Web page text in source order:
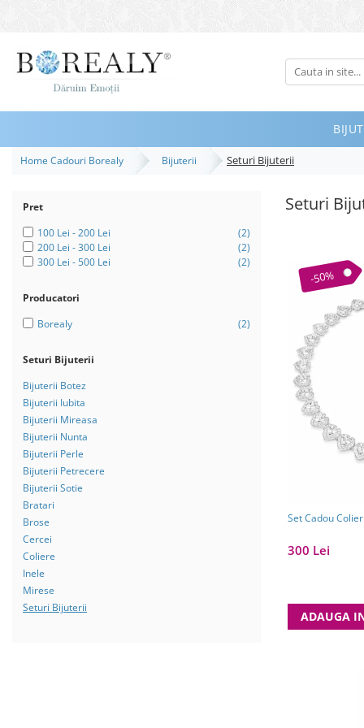
Bijuterii
Inele
Bratari
Seturi
Brose
Tiare
Bijuterii Femei
Bijuterii Mirese
Selectii
Reduceri
Cele mai noi
Cele mai vandute
Cele mai votate
Cu video
Pret
0 Lei - 100 Lei
100 Lei - 200 Lei
200 Lei - 300 Lei
Home Cadouri Borealy Bijuterii Seturi Bijuterii
Seturi
Pret
100 Lei - 200 Lei
(2)
200 Lei - 300 Lei
(2)
300 Lei - 500 Lei
(2)
Producatori
Borealy
(2)
Seturi Bijuterii
Bijuterii Botez
Bijuterii Iubita
Bijuterii Mireasa
Bijuterii Nunta
Bijuterii Perle
Bijuterii Petrecere
Bijuterii Sotie
Bratari
Brose
Cercei
Coliere
Inele
Mirese
Seturi Bijuterii
-50%
Set Cadou
300 Lei
ADAUGA